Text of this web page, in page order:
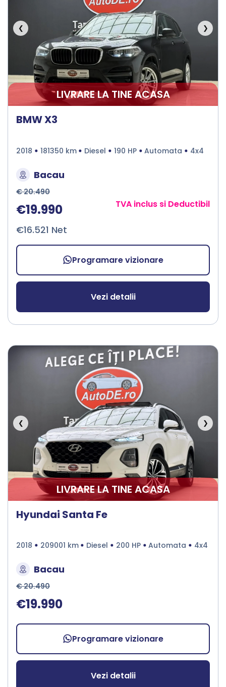
❮ ❯
LIVRARE LA TINE ACASA
BMW X3
2018 181350 km Diesel 190 HP Automata 4x4
Bacau
€ 20.490
€19.990
€16.521 Net
TVA inclus si Deductibil
Programare vizionare
Vezi detalii
❮ ❯
LIVRARE LA TINE ACASA
Hyundai Santa Fe
2018 209001 km Diesel 200 HP Automata 4x4
Bacau
€ 20.490
€19.990
Programare vizionare
Vezi detalii